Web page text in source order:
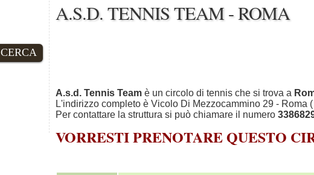
CERCA
A.S.D. TENNIS TEAM - ROMA
A.s.d. Tennis Team è un circolo di tennis che si trova a
L'indirizzo completo è Vicolo Di Mezzocammino 29 - Roma
Per contattare la struttura si può chiamare il numero
VORRESTI PRENOTARE QUESTO